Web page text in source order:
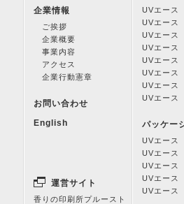
企業情報
ご挨拶
企業概要
事業内容
アクセス
企業行動憲章
お問い合わせ
English
運営サイト
香りの印刷所プルースト
UVエース
UVエース
UVエー
UVエー
UVエー
UVエース
UVエー
UVエー
パッケー
UVエー
UVエー
UVエース
UVエース
UVエー